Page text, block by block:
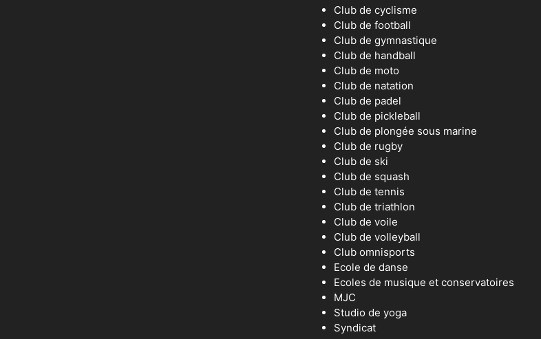
Club de cyclisme
Club de football
Club de gymnastique
Club de handball
Club de moto
Club de natation
Club de padel
Club de pickleball
Club de plongée sous marine
Club de rugby
Club de ski
Club de squash
Club de tennis
Club de triathlon
Club de voile
Club de volleyball
Club omnisports
Ecole de danse
Ecoles de musique et conservatoires
MJC
Studio de yoga
Syndicat